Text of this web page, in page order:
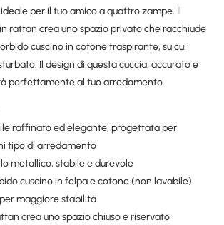
per il tuo amico a quattro zampe. Il
rattan crea uno spazio privato che racchiude
cuscino in cotone traspirante, su cui
Il design di questa cuccia, accurato e
perfettamente al tuo arredamento.
raffinato ed elegante, progettata per
tipo di arredamento
metallico, stabile e durevole
cuscino in felpa e cotone (non lavabile)
maggiore stabilità
crea uno spazio chiuso e riservato